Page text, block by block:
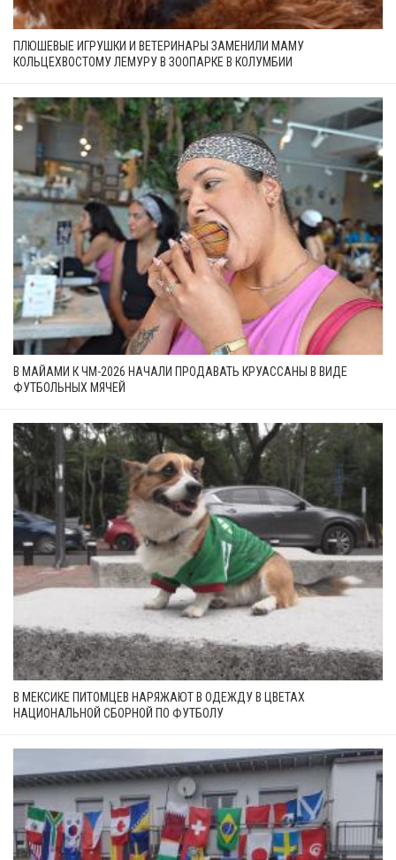
ПЛЮШЕВЫЕ ИГРУШКИ И ВЕТЕРИНАРЫ ЗАМЕНИЛИ МАМУ
КОЛЬЦЕХВОСТОМУ ЛЕМУРУ В ЗООПАРКЕ В КОЛУМБИИ
В МАЙАМИ К ЧМ-2026 НАЧАЛИ ПРОДАВАТЬ КРУАССАНЫ В ВИДЕ
ФУТБОЛЬНЫХ МЯЧЕЙ
В МЕКСИКЕ ПИТОМЦЕВ НАРЯЖАЮТ В ОДЕЖДУ В ЦВЕТАХ
НАЦИОНАЛЬНОЙ СБОРНОЙ ПО ФУТБОЛУ